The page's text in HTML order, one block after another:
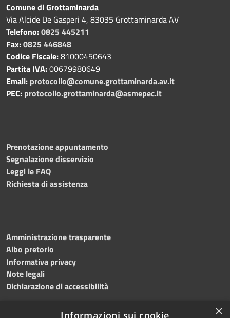
Comune di Grottaminarda
Via Alcide De Gasperi 4, 83035 Grottaminarda AV
Telefono:0825 445211
Fax:0825 446848
Codice Fiscale:81000450643
Partita IVA:00679980649
Email: protocollo@comune.grottaminarda.av.it
PEC: protocollo.grottaminarda@asmepec.it
Prenotazione appuntamento
Segnalazione disservizio
Leggi le FAQ
Richiesta di assistenza
Amministrazione trasparente
Albo pretorio
Informativa privacy
Note legali
Dichiarazione di accessibilità
×
Informazioni sui cookie